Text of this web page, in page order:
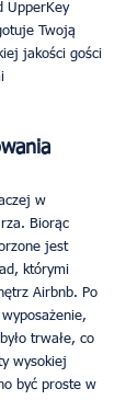
UpperKey
Twoją
jakości gości
w
Biorąc
jest
którymi
Airbnb. Po
trwałe, co
wysokiej
być proste w